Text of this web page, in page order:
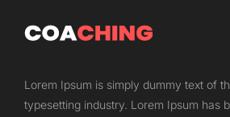
Lorem Ipsum is simply dummy text of
typesetting industry. Lorem Ipsum has